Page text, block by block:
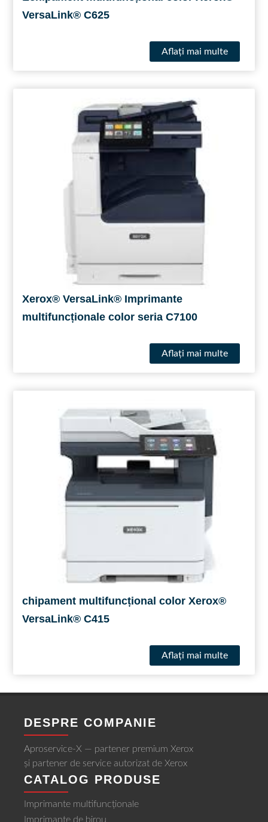
VersaLink® C625
Aflaţi mai multe
Xerox® VersaLink® Imprimante
multifuncționale color seria C7100
Aflaţi mai multe
chipament multifuncțional color Xerox®
VersaLink® C415
Aflaţi mai multe
DESPRE COMPANIE
Aproservice-X — partener premium Xerox
și partener de service autorizat de Xerox
CATALOG PRODUSE
Imprimante multifuncționale
Imprimante de birou